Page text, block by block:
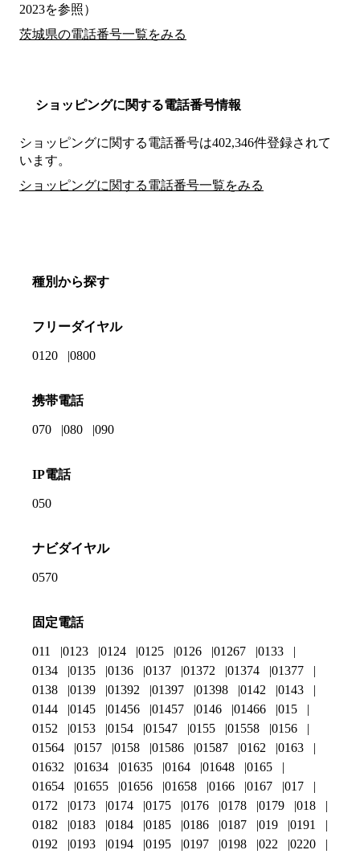
2023を参照）
茨城県の電話番号一覧をみる
ショッピングに関する電話番号情報
ショッピングに関する電話番号は402,346件登録されて
います。
ショッピングに関する電話番号一覧をみる
種別から探す
フリーダイヤル
0120 0800
携帯電話
070 080 090
IP電話
050
ナビダイヤル
0570
固定電話
011 0123 0124 0125 0126 01267
0133
0134
0135 0136 0137 01372 01374
01377
0138
0139 01392 01397 01398 0142
0143
0144
0145 01456 01457 0146 01466
015
0152
0153 0154 01547 0155 01558
0156
01564
0157 0158 01586 01587 0162
0163
01632
01634 01635 0164 01648
0165
01654
01655 01656 01658 0166 0167
017
0172
0173 0174 0175 0176 0178 0179
018
0182
0183 0184 0185 0186 0187 019
0191
0192
0193 0194 0195 0197 0198 022 0220